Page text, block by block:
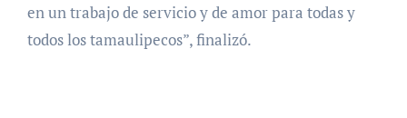
en un trabajo de servicio y de amor para todas y
todos los tamaulipecos”, finalizó.